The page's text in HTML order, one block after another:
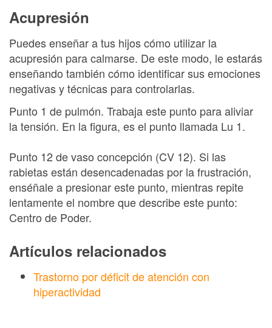
Acupresión
Puedes enseñar a tus hijos cómo utilizar la
acupresión para calmarse. De este modo, le estarás
enseñando también cómo identificar sus emociones
negativas y técnicas para controlarlas.
Punto 1 de pulmón. Trabaja este punto para aliviar
la tensión. En la figura, es el punto llamada Lu 1.
Punto 12 de vaso concepción (CV 12). Si las
rabietas están desencadenadas por la frustración,
enséñale a presionar este punto, mientras repite
lentamente el nombre que describe este punto:
Centro de Poder.
Artículos relacionados
Trastorno por déficit de atención con
hiperactividad